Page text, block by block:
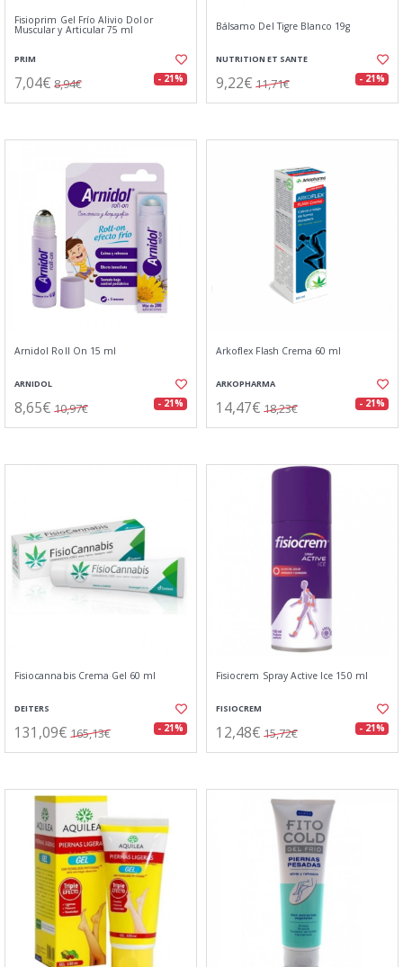
Fisioprim Gel Frío Alivio Dolor
Muscular y Articular 75 ml
PRIM
7,04€ 8,94€ - 21%
Bálsamo Del Tigre Blanco 19g
NUTRITION ET SANTE
9,22€ 11,71€ - 21%
Arnidol Roll On 15 ml
ARNIDOL
8,65€ 10,97€ - 21%
Arkoflex Flash Crema 60 ml
ARKOPHARMA
14,47€ 18,23€ - 21%
Fisiocannabis Crema Gel 60 ml
DEITERS
131,09€ 165,13€ - 21%
Fisiocrem Spray Active Ice 150 ml
FISIOCREM
12,48€ 15,72€ - 21%